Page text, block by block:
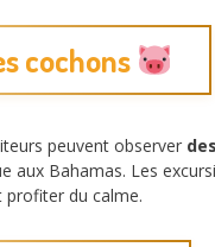
cochons
peuvent observer
aux Bahamas. Les
du calme.